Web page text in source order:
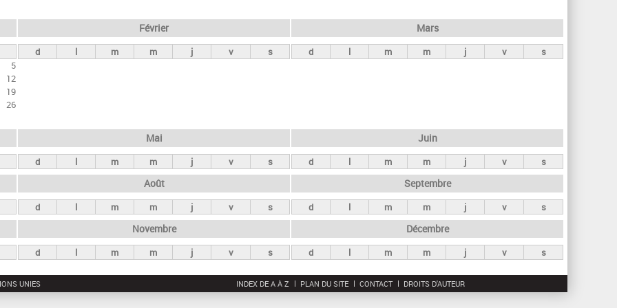
r
c
5
12
19
26
Février
d l m m j v s
Mars
d l m m j v s
Mai
d l m m j v s
Juin
d l m m j v s
Août
d l m m j v s
Septembre
d l m m j v s
Novembre
d l m m j v s
Décembre
d l m m j v s
UNIES INDEX DE A À Z PLAN DU SITE CONTACT DROITS D'AUTEUR